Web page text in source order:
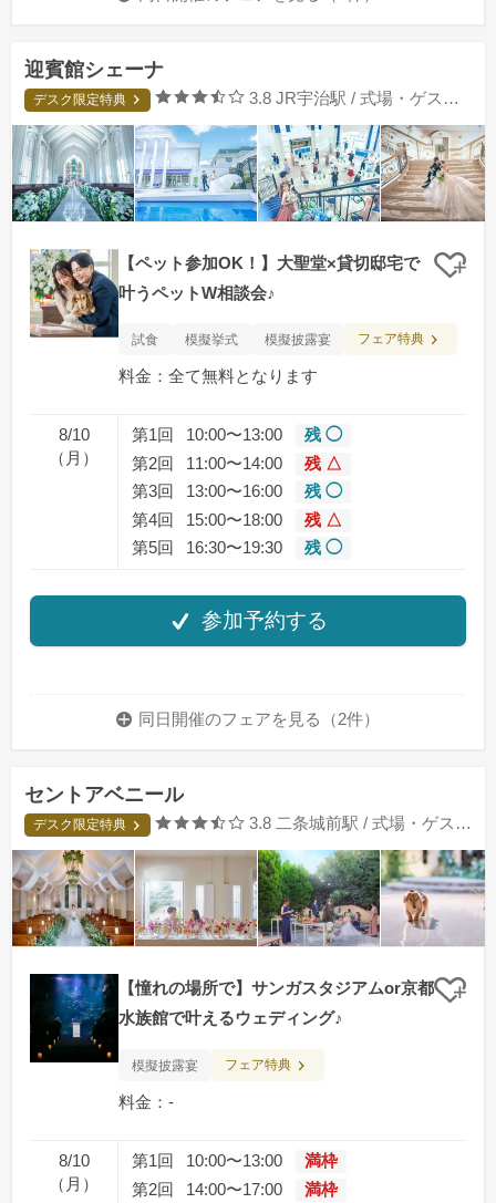
迎賓館シェーナ
デスク限定特典 口コミ評価
3.8 JR宇治駅 / 式場・ゲストハウス
【ペット参加OK！】大聖堂×貸切邸宅で
叶うペットW相談会♪
クリ
試食 模擬挙式 模擬披露宴 フェア特典
料金：全て無料となります
8/10
（月）
第1回 10:00〜13:00
残 ◯
第2回
11:00〜14:00
残 △
第3回
13:00〜16:00
残 ◯
第4回
15:00〜18:00
残 △
第5回
16:30〜19:30 残 ◯
参加予約する
同日開催のフェアを 見る（2件）
セントアベニール
デスク限定特典 口コミ評価
3.8 二条城前駅 / 式場・ゲストハウス
【憧れの場所で】サンガスタジアムor京都
水族館で叶えるウェディング♪
クリ
模擬披露宴 フェア特典
料金：-
8/10
（月）
第1回 10:00〜13:00
満枠
第2回
14:00〜17:00
満枠